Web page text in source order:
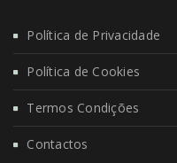
Política de Privacidade
Política de Cookies
Termos Condições
Contactos